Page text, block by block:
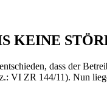
KEINE
dass der
VI ZR 144/11). Nun